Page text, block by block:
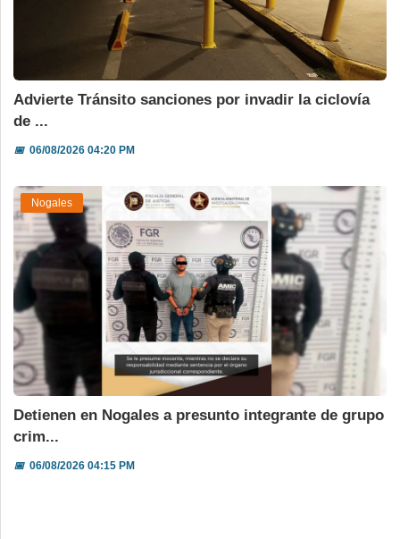
Advierte Tránsito sanciones por invadir la ciclovía
de ...
📅06/08/2026 04:20 PM
Nogales
Detienen en Nogales a presunto integrante de grupo
crim...
📅06/08/2026 04:15 PM